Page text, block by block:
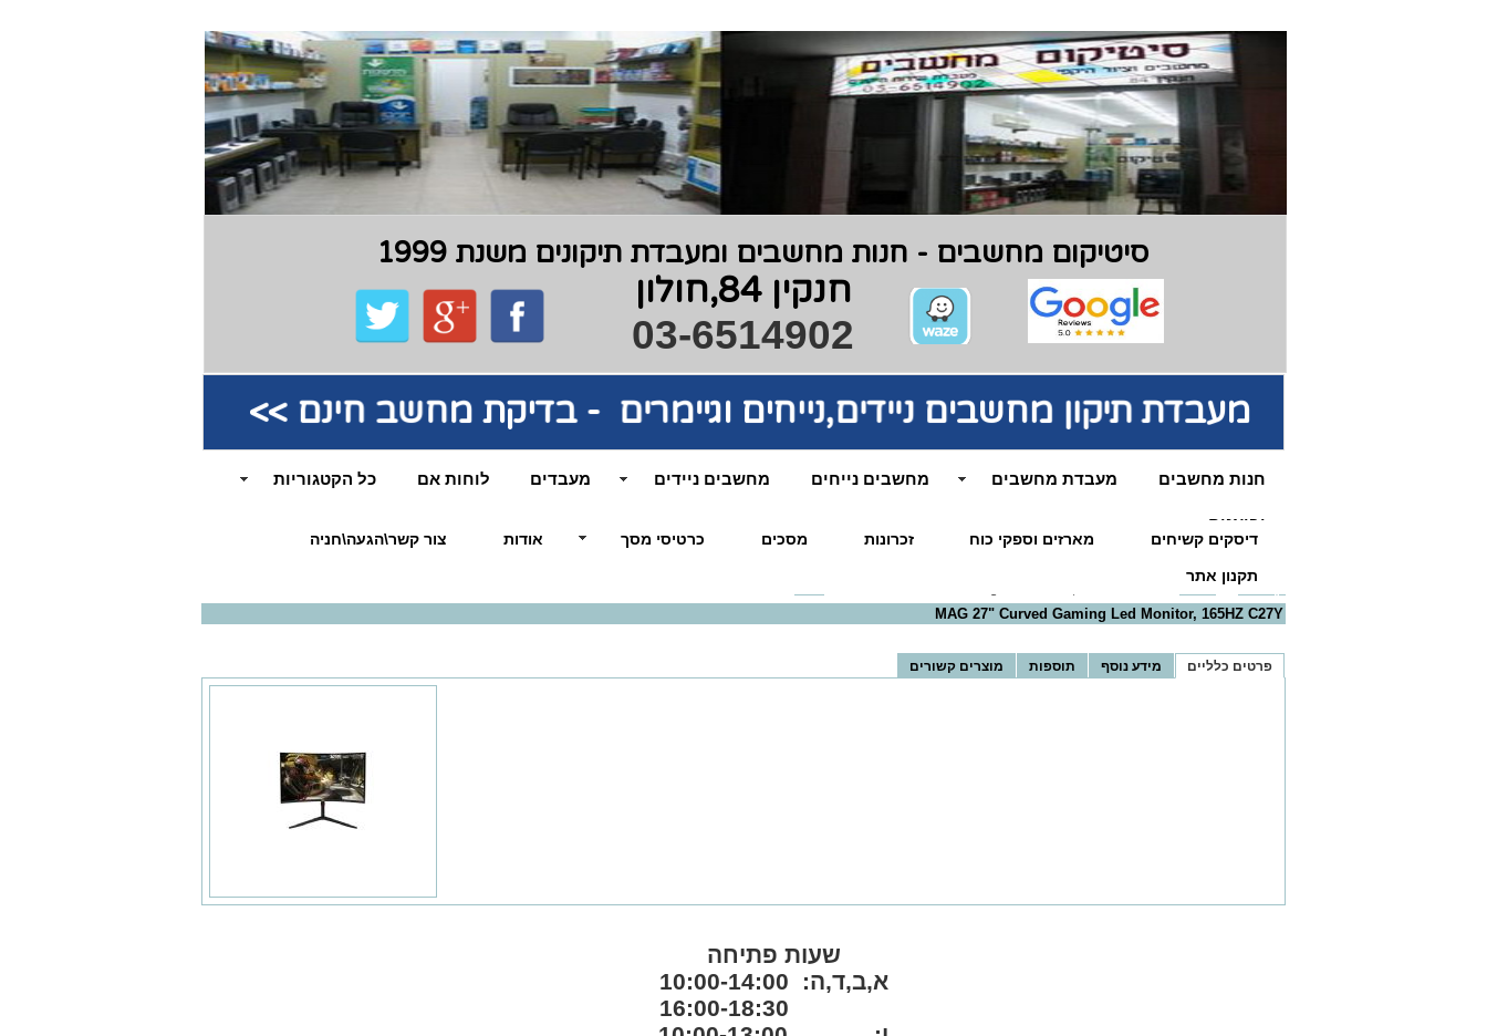
חנות מחשבים מעבדת מחשבים מחשבים נייחים מחשבים ניידים מעבדים לוחות אם כל הקטגוריות
יבואנים
דיסקים קשיחים מארזים וספקי כוח זכרונות מסכים כרטיסי מסך אודות צור קשר\הגעה\חניה
תקנון אתר
סיטיקום מחשבים - חנות מחשבים ומעבדת תיקונים משנת 1999
חנקין 84,חולון
03-6514902
מעבדת תיקון מחשבים ניידים,נייחים וגיימרים - בדיקת מחשב חינם >>
דף הבית >>
MAG 27" Curved Gaming Led Monitor, 165HZ C27Y
פרטים כלליים מידע נוסף תוספות מוצרים קשורים
שעות פתיחה
א,ב,ד,ה: 10:00-14:00